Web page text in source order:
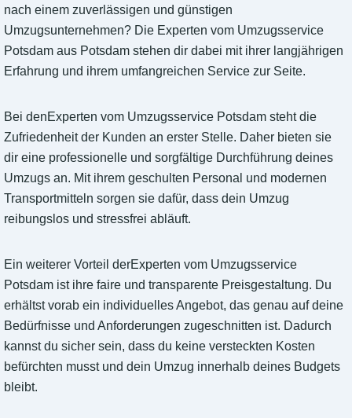
nach einem zuverlässigen und günstigen
Umzugsunternehmen? Die Experten vom Umzugsservice
Potsdam aus Potsdam stehen dir dabei mit ihrer langjährigen
Erfahrung und ihrem umfangreichen Service zur Seite.
Bei denExperten vom Umzugsservice Potsdam steht die
Zufriedenheit der Kunden an erster Stelle. Daher bieten sie
dir eine professionelle und sorgfältige Durchführung deines
Umzugs an. Mit ihrem geschulten Personal und modernen
Transportmitteln sorgen sie dafür, dass dein Umzug
reibungslos und stressfrei abläuft.
Ein weiterer Vorteil derExperten vom Umzugsservice
Potsdam ist ihre faire und transparente Preisgestaltung. Du
erhältst vorab ein individuelles Angebot, das genau auf deine
Bedürfnisse und Anforderungen zugeschnitten ist. Dadurch
kannst du sicher sein, dass du keine versteckten Kosten
befürchten musst und dein Umzug innerhalb deines Budgets
bleibt.